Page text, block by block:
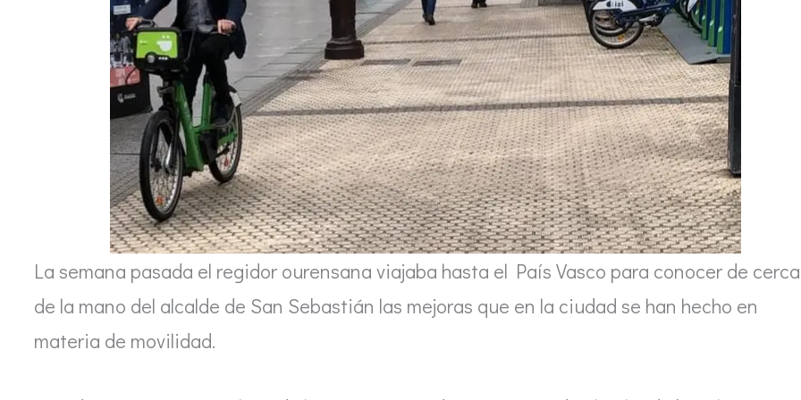
La semana pasada el regidor ourensana viajaba hasta el País Vasco para conocer de
de la mano del alcalde de San Sebastián las mejoras que en la ciudad se han hecho en
materia de movilidad.